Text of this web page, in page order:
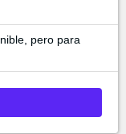
pero para